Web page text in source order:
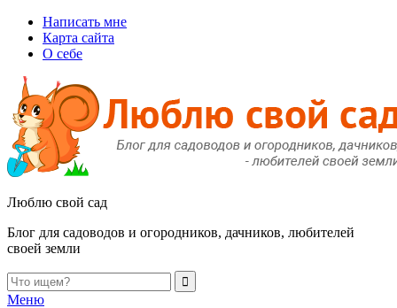
Написать мне
Карта сайта
О себе
Люблю свой сад
Блог для садоводов и огородников, дачников, любителей
своей земли
Меню